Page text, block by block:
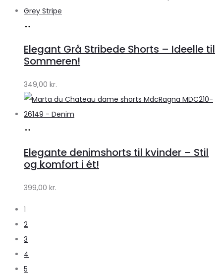
Klædeskabet.dk
Elegant Grå Stribede Shorts – Ideelle til
Sommeren!
349,00 kr.
Klædeskabet.dk
Elegante denimshorts til kvinder – Stil
og komfort i ét!
399,00 kr.
1
2
3
4
5